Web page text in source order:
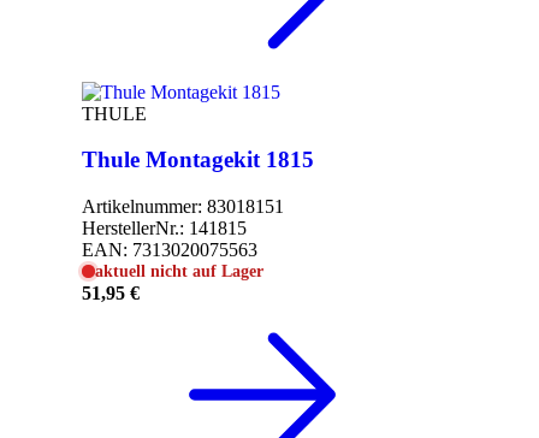
THULE
Thule Montagekit 1815
Artikelnummer: 83018151
HerstellerNr.: 141815
EAN: 7313020075563
aktuell nicht auf Lager
51,95 €